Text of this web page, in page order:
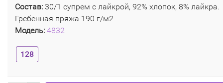
Состав: 30/1 супрем с лайкрой, 92% хлопок, 8% лайкра.
Гребенная пряжа 190 г/м2
Модель: 4832
128